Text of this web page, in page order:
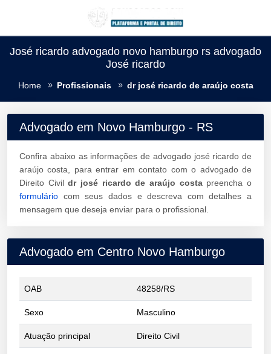
José ricardo advogado novo hamburgo rs advogado
José ricardo
Home Profissionais dr josé ricardo de araújo costa
Advogado em Novo Hamburgo - RS
Confira abaixo as informações de advogado josé ricardo de
araújo costa, para entrar em contato com o advogado de
Direito Civildr josé ricardo de araújo costapreencha o
formulário com seus dados e descreva com detalhes a
mensagem que deseja enviar para o profissional.
Advogado em Centro Novo Hamburgo
OAB 48258/RS
Sexo Masculino
Atuação principal Direito Civil